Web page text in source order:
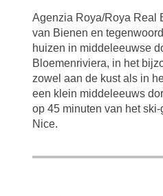
Agenzia Roya/Roya Real
van Bienen en
huizen in middeleeuwse
Bloemenriviera, in het
zowel aan de kust als in
een klein middeleeuws
op 45 minuten van het
Nice.